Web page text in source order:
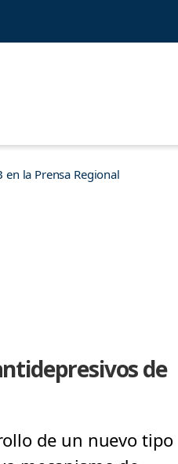
en la Prensa Regional
de
de un nuevo tipo